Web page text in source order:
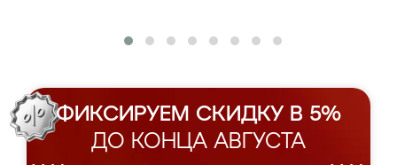
ФИКСИРУЕМ СКИДКУ В 5%
ДО КОНЦА АВГУСТА